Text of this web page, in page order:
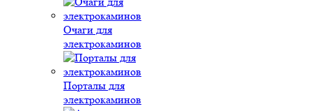
Очаги для
электрокаминов
Порталы для
электрокаминов